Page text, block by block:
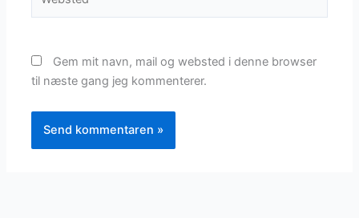
Gem mit navn, mail og websted i denne browser
til næste gang jeg kommenterer.